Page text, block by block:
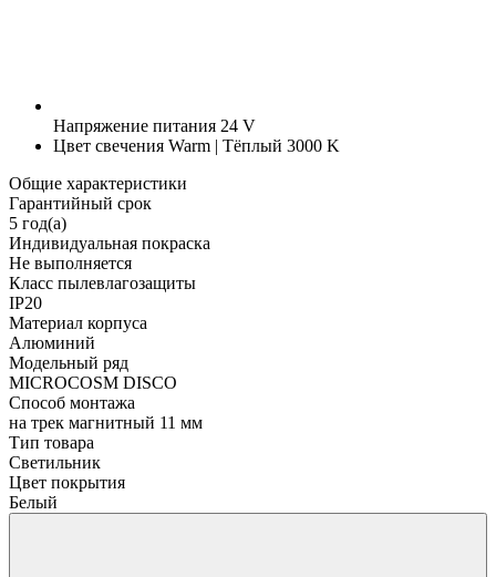
Напряжение питания 24 V
Цвет свечения Warm | Тёплый 3000 K
Общие характеристики
Гарантийный срок
5 год(а)
Индивидуальная покраска
Не выполняется
Класс пылевлагозащиты
IP20
Материал корпуса
Алюминий
Модельный ряд
MICROCOSM DISCO
Способ монтажа
на трек магнитный 11 мм
Тип товара
Светильник
Цвет покрытия
Белый